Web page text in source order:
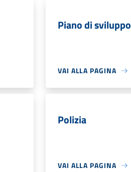
Piano di sviluppo
VAI ALLA PAGINA
Polizia
VAI ALLA PAGINA